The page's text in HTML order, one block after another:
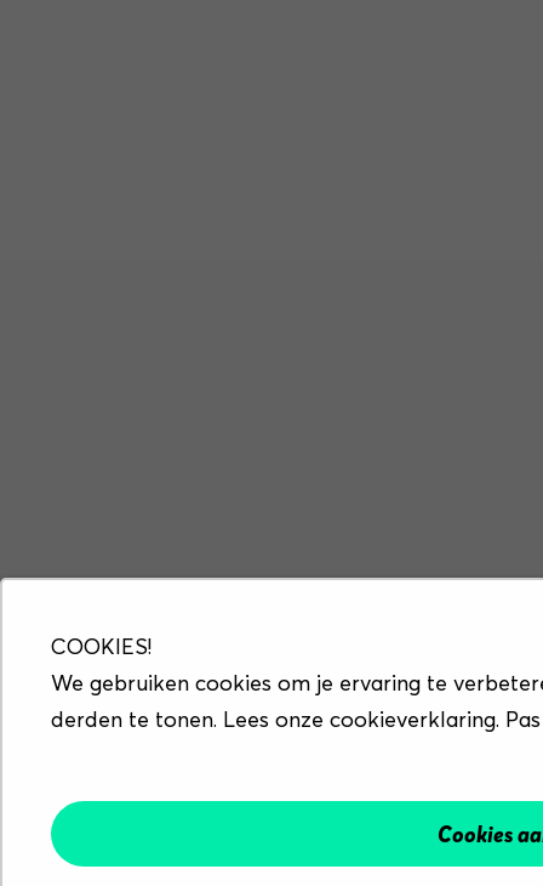
COOKIES!
We gebruiken cookies om je ervaring te
derden te tonen. Lees onze cookieverklaring.
Cookies